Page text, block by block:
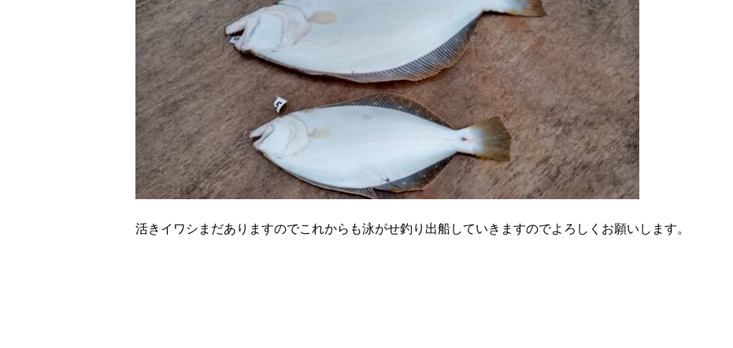
活きイワシまだありますのでこれからも泳がせ釣り出船していきますのでよろしくお願いします。